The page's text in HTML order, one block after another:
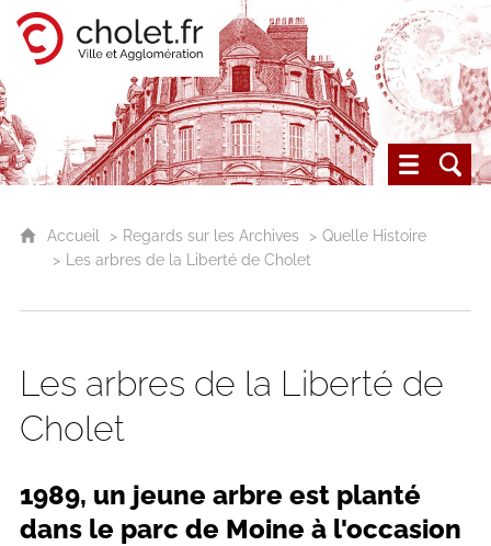
Cholet, ville et agglomérationLes archives du Choletais
Accueil Regards sur les Archives
Quelle Histoire
Les arbres de la Liberté de Cholet
Les arbres de la Liberté de
Cholet
1989, un jeune arbre est planté
dans le parc de Moine à l'occasion